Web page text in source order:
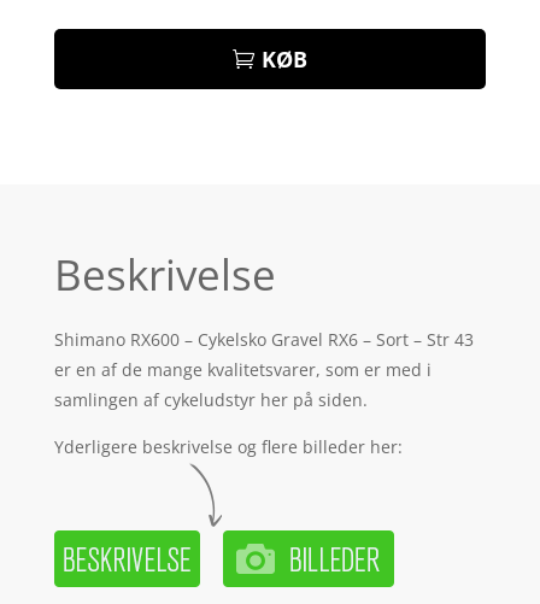
KØB
Beskrivelse
Shimano RX600 – Cykelsko Gravel RX6 – Sort – Str 43
er en af de mange kvalitetsvarer, som er med i
samlingen af cykeludstyr her på siden.
Yderligere beskrivelse og flere billeder her: